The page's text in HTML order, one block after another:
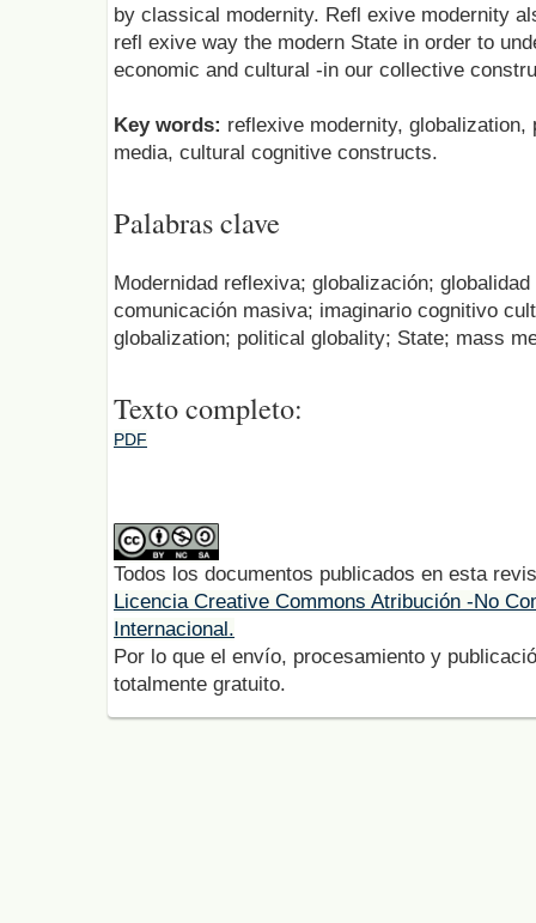
by classical modernity. Refl exive modernity
refl exive way the modern State in order to
economic and cultural -in our collective
Key words: reflexive modernity,
media, cultural cognitive constructs.
Palabras clave
Modernidad reflexiva; globalización;
comunicación masiva; imaginario cognitivo
globalization; political globality; State; mass
Texto completo:
PDF
Todos los documentos publicados en esta
Licencia Creative Commons Atribución -No
Internacional.
Por lo que el envío, procesamiento y
totalmente gratuito.